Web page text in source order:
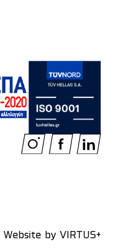
Website by VIRTUS+